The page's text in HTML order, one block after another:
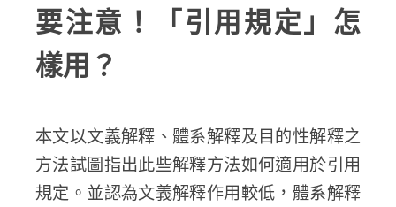
要注意！「引用規定」怎
樣用？
本文以文義解釋、體系解釋及目的性解釋之
方法試圖指出此些解釋方法如何適用於引用
規定。並認為文義解釋作用較低，體系解釋